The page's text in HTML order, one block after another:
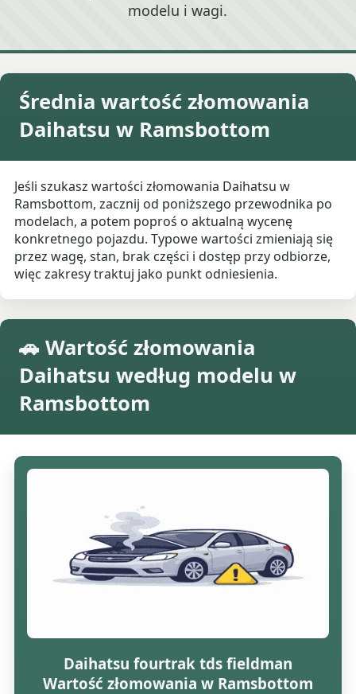
modelu i wagi.
Średnia wartość złomowania
Daihatsu w Ramsbottom
Jeśli szukasz wartości złomowania Daihatsu w
Ramsbottom, zacznij od poniższego przewodnika po
modelach, a potem poproś o aktualną wycenę
konkretnego pojazdu. Typowe wartości zmieniają się
przez wagę, stan, brak części i dostęp przy odbiorze,
więc zakresy traktuj jako punkt odniesienia.
🚗 Wartość złomowania
Daihatsu według modelu w
Ramsbottom
Daihatsu fourtrak tds fieldman
Wartość złomowania w Ramsbottom